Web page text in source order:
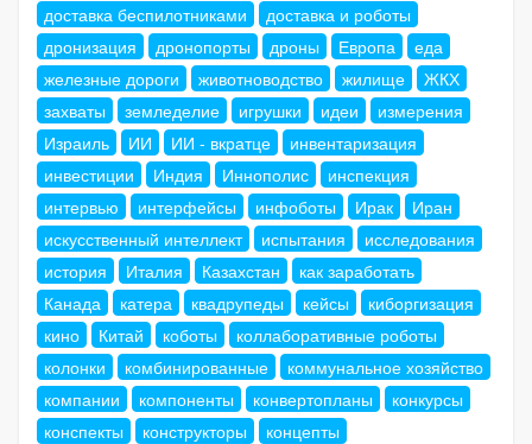
доставка беспилотниками
доставка и роботы
дронизация
дронопорты дроны Европа
еда
железные дороги
животноводство жилище
ЖКХ
захваты
земледелие игрушки идеи
измерения
Израиль
ИИ ИИ - вкратце
инвентаризация
инвестиции
Индия Иннополис
инспекция
интервью
интерфейсы инфоботы Ирак
Иран
искусственный интеллект
испытания
исследования
история
Италия Казахстан
как заработать
Канада
катера квадрупеды кейсы
киборгизация
кино
Китай коботы
коллаборативные роботы
колонки
комбинированные
коммунальное хозяйство
компании
компоненты конвертопланы
конкурсы
конспекты
конструкторы
концепты